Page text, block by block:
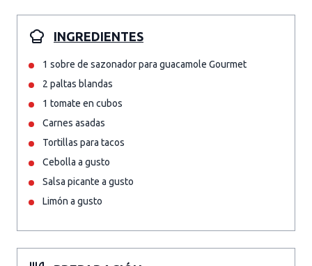
INGREDIENTES
1 sobre de sazonador para guacamole Gourmet
2 paltas blandas
1 tomate en cubos
Carnes asadas
Tortillas para tacos
Cebolla a gusto
Salsa picante a gusto
Limón a gusto